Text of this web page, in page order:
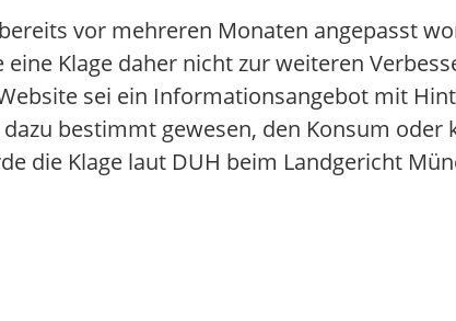
vor mehreren Monaten angepasst
Klage daher nicht zur weiteren
sei ein Informationsangebot mit
bestimmt gewesen, den Konsum oder
die Klage laut DUH beim Landgericht